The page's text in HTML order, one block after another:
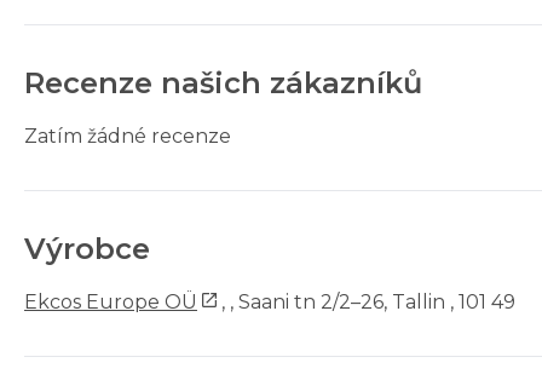
Recenze našich zákazníků
Zatím žádné recenze
Výrobce
Ekcos Europe OÜ , , Saani tn 2/2–26, Tallin , 101 49